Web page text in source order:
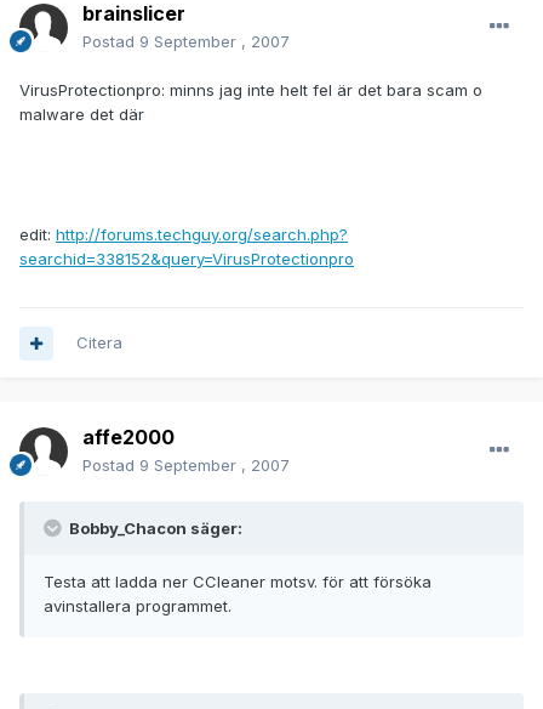
brainslicer
Postad 9 September , 2007
VirusProtectionpro: minns jag inte helt fel är det bara scam o
malware det där
edit: http://forums.techguy.org/search.php?
searchid=338152&query=VirusProtectionpro
Citera
affe2000
Postad 9 September , 2007
Bobby_Chacon säger:
Testa att ladda ner CCleaner motsv. för att försöka
avinstallera programmet.